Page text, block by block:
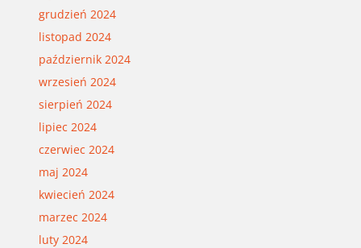
grudzień 2024
listopad 2024
październik 2024
wrzesień 2024
sierpień 2024
lipiec 2024
czerwiec 2024
maj 2024
kwiecień 2024
marzec 2024
luty 2024